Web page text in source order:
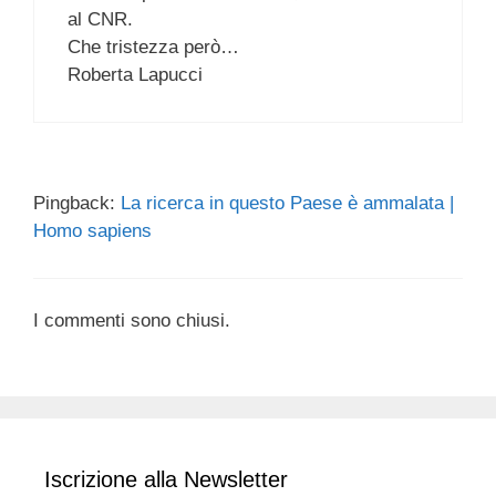
al CNR.
Che tristezza però…
Roberta Lapucci
Pingback: La ricerca in questo Paese è ammalata |
Homo sapiens
I commenti sono chiusi.
Iscrizione alla Newsletter